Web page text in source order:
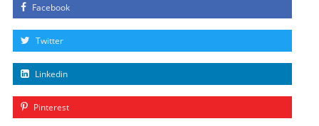
Facebook
Twitter
Linkedin
Pinterest